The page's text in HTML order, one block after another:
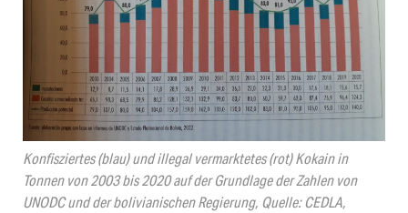
Konfisziertes (blau) und illegal vermarktetes (rot) Kokain in
Tonnen von 2003 bis 2020 auf der Grundlage der Zahlen von
UNODC und der bolivianischen Regierung, Quelle: CEDLA,